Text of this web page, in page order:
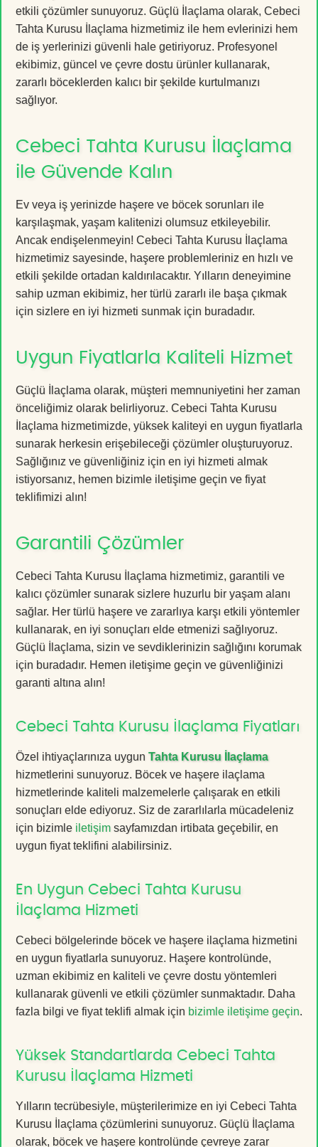
etkili çözümler sunuyoruz. Güçlü İlaçlama olarak, Cebeci
Tahta Kurusu İlaçlama hizmetimiz ile hem evlerinizi hem
de iş yerlerinizi güvenli hale getiriyoruz. Profesyonel
ekibimiz, güncel ve çevre dostu ürünler kullanarak,
zararlı böceklerden kalıcı bir şekilde kurtulmanızı
sağlıyor.
Cebeci Tahta Kurusu İlaçlama
ile Güvende Kalın
Ev veya iş yerinizde haşere ve böcek sorunları ile
karşılaşmak, yaşam kalitenizi olumsuz etkileyebilir.
Ancak endişelenmeyin! Cebeci Tahta Kurusu İlaçlama
hizmetimiz sayesinde, haşere problemleriniz en hızlı ve
etkili şekilde ortadan kaldırılacaktır. Yılların deneyimine
sahip uzman ekibimiz, her türlü zararlı ile başa çıkmak
için sizlere en iyi hizmeti sunmak için buradadır.
Uygun Fiyatlarla Kaliteli Hizmet
Güçlü İlaçlama olarak, müşteri memnuniyetini her zaman
önceliğimiz olarak belirliyoruz. Cebeci Tahta Kurusu
İlaçlama hizmetimizde, yüksek kaliteyi en uygun fiyatlarla
sunarak herkesin erişebileceği çözümler oluşturuyoruz.
Sağlığınız ve güvenliğiniz için en iyi hizmeti almak
istiyorsanız, hemen bizimle iletişime geçin ve fiyat
teklifimizi alın!
Garantili Çözümler
Cebeci Tahta Kurusu İlaçlama hizmetimiz, garantili ve
kalıcı çözümler sunarak sizlere huzurlu bir yaşam alanı
sağlar. Her türlü haşere ve zararlıya karşı etkili yöntemler
kullanarak, en iyi sonuçları elde etmenizi sağlıyoruz.
Güçlü İlaçlama, sizin ve sevdiklerinizin sağlığını korumak
için buradadır. Hemen iletişime geçin ve güvenliğinizi
garanti altına alın!
Cebeci Tahta Kurusu İlaçlama Fiyatları
Özel ihtiyaçlarınıza uygun Tahta Kurusu İlaçlama
hizmetlerini sunuyoruz. Böcek ve haşere ilaçlama
hizmetlerinde kaliteli malzemelerle çalışarak en etkili
sonuçları elde ediyoruz. Siz de zararlılarla mücadeleniz
için bizimle iletişim sayfamızdan irtibata geçebilir, en
uygun fiyat teklifini alabilirsiniz.
En Uygun Cebeci Tahta Kurusu
İlaçlama Hizmeti
Cebeci bölgelerinde böcek ve haşere ilaçlama hizmetini
en uygun fiyatlarla sunuyoruz. Haşere kontrolünde,
uzman ekibimiz en kaliteli ve çevre dostu yöntemleri
kullanarak güvenli ve etkili çözümler sunmaktadır. Daha
fazla bilgi ve fiyat teklifi almak için bizimle iletişime geçin.
Yüksek Standartlarda Cebeci Tahta
Kurusu İlaçlama Hizmeti
Yılların tecrübesiyle, müşterilerimize en iyi Cebeci Tahta
Kurusu İlaçlama çözümlerini sunuyoruz. Güçlü İlaçlama
olarak, böcek ve haşere kontrolünde çevreye zarar